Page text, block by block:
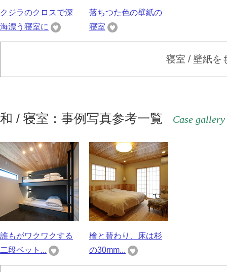
クジラのクロスで深
海漂う寝室に
落ちつた色の壁紙の
寝室
寝室 / 壁紙を
和 / 寝室：事例写真参考一覧 Case gallery
誰もがワクワクする
二段ベット...
檜と替わり、床は杉
の30mm...